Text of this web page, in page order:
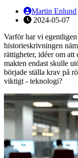
Martin Enlund
2024-05-07
Varför har vi
historieskrivningen
rättigheter, idéer om
makten endast skulle
började ställa krav på
viktigt - teknologi?